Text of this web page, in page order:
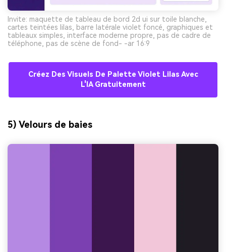
Invite: maquette de tableau de bord 2d ui sur toile blanche,
cartes teintées lilas, barre latérale violet foncé, graphiques et
tableaux simples, interface moderne propre, pas de cadre de
téléphone, pas de scène de fond- -ar 16:9
Créez Des Visuels De Palette Violet Lilas Avec
L'IA Gratuitement
5) Velours de baies